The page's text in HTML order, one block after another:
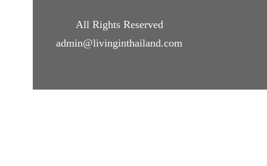
All Rights Reserved
admin@livinginthailand.com